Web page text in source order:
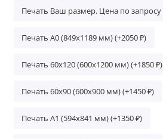
Печать Ваш размер. Цена по запросу
Печать А0 (849х1189 мм) (+2050 ₽)
Печать 60х120 (600х1200 мм) (+1850 ₽)
Печать 60х90 (600х900 мм) (+1450 ₽)
Печать А1 (594х841 мм) (+1350 ₽)